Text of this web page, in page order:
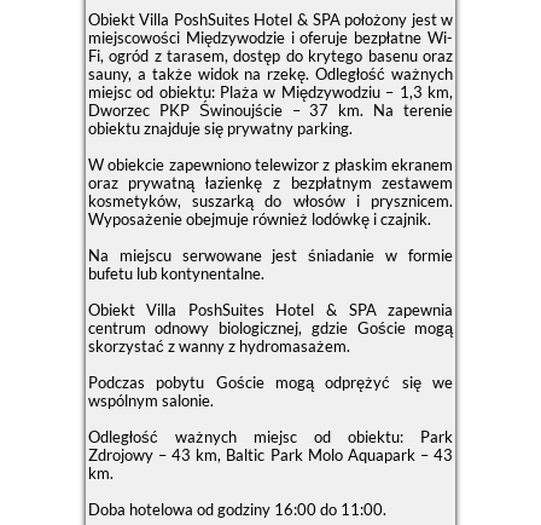
Obiekt Villa PoshSuites Hotel & SPA położony jest w
miejscowości Międzywodzie i oferuje bezpłatne Wi-
Fi, ogród z tarasem, dostęp do krytego basenu oraz
sauny, a także widok na rzekę. Odległość ważnych
miejsc od obiektu: Plaża w Międzywodziu – 1,3 km,
Dworzec PKP Świnoujście – 37 km. Na terenie
obiektu znajduje się prywatny parking.
W obiekcie zapewniono telewizor z płaskim ekranem
oraz prywatną łazienkę z bezpłatnym zestawem
kosmetyków, suszarką do włosów i prysznicem.
Wyposażenie obejmuje również lodówkę i czajnik.
Na miejscu serwowane jest śniadanie w formie
bufetu lub kontynentalne.
Obiekt Villa PoshSuites Hotel & SPA zapewnia
centrum odnowy biologicznej, gdzie Goście mogą
skorzystać z wanny z hydromasażem.
Podczas pobytu Goście mogą odprężyć się we
wspólnym salonie.
Odległość ważnych miejsc od obiektu: Park
Zdrojowy – 43 km, Baltic Park Molo Aquapark – 43
km.
Doba hotelowa od godziny 16:00do 11:00.